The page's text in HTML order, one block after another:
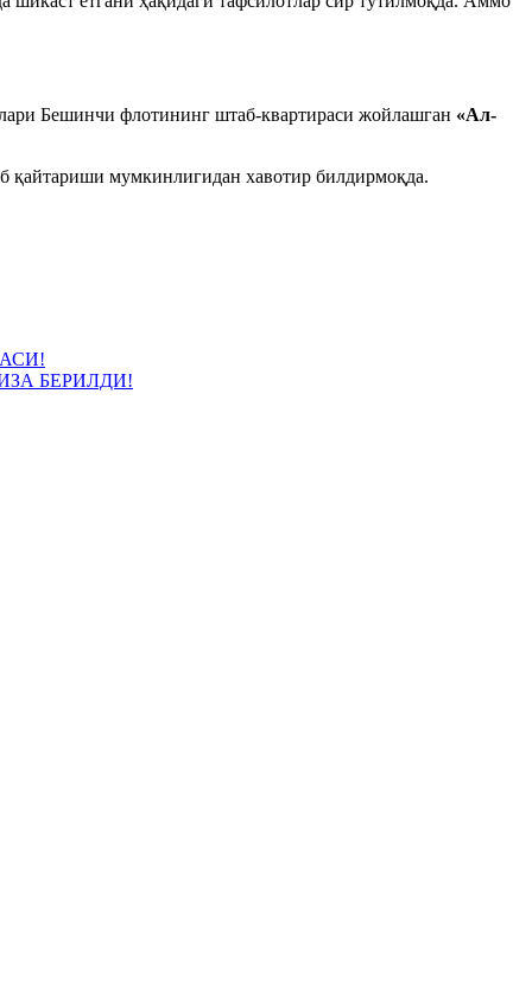
Бешинчи флотининг штаб-квартираси жойлашган «Ал-
қайтариши мумкинлигидан хавотир билдирмоқда.
БЕРИЛДИ!